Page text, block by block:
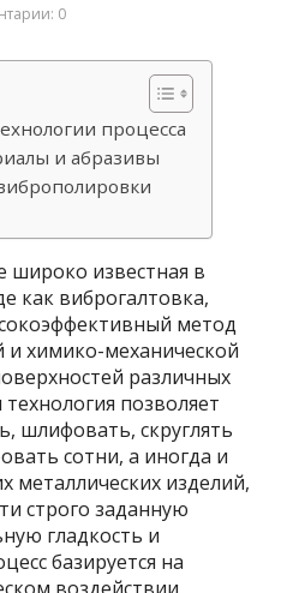
0
процесса
и абразивы
широко известная в
как виброгалтовка,
метод
и химико-механической
различных
позволяет
шлифовать, скруглять
сотни, а иногда и
металлических изделий,
строго заданную
гладкость и
базируется на